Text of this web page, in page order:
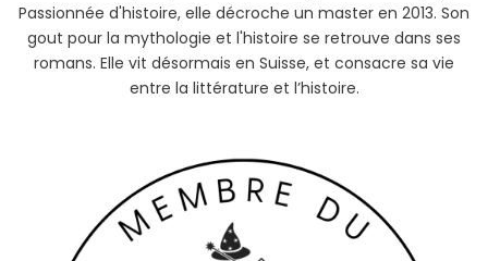
Passionnée d'histoire, elle décroche un master en 2013. Son
gout pour la mythologie et l'histoire se retrouve dans ses
romans. Elle vit désormais en Suisse, et consacre sa vie
entre la littérature et l’histoire.